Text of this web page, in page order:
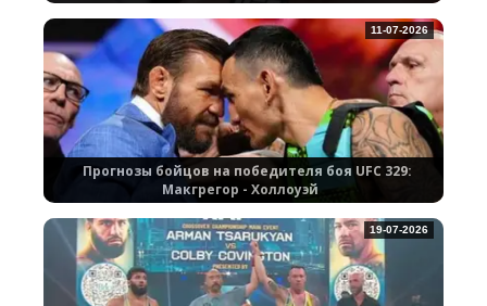
Прогнозы бойцов на победителя боя UFC 329:
Макгрегор - Холлоуэй
11-07-2026
19-07-2026